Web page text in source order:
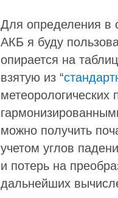
Для определения в
АКБ я буду
опирается на
взятую из “
можно получить
учетом углов
и потерь на
дальнейших